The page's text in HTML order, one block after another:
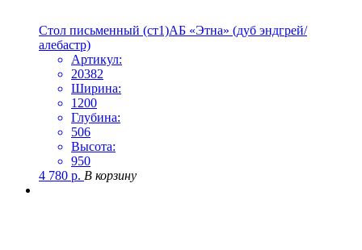
Стол письменный (ст1)АБ «Этна» (дуб эндгрей/
алебастр)
Артикул:
20382
Ширина:
1200
Глубина:
506
Высота:
950
4 780 р. В корзину